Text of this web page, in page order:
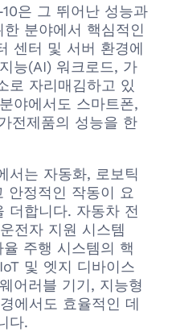
은 그 뛰어난 성능과
분야에서 핵심적인
센터 및 서버 환경에
능(AI) 워크로드, 가
로 자리매김하고 있
야에서도 스마트폰,
전제품의 성능을 한
서는 자동화, 로보틱
안정적인 작동이 요
더합니다. 자동차 전
전자 지원 시스템
주행 시스템의 핵
및 엣지 디바이스
어러블 기기, 지능형
에서도 효율적인 데
다.